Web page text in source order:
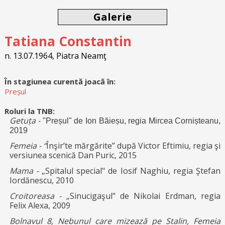
Galerie
Tatiana Constantin
n. 13.07.1964, Piatra Neamţ
În stagiunea curentă joacă în:
Preșul
Roluri la TNB:
Getuța - "Preșul" de Ion Băieșu, regia Mircea Cornișteanu,
2019
Femeia - “Înşir’te mărgărite” după Victor Eftimiu, regia şi
versiunea scenică Dan Puric, 2015
Mama -„Spitalul special" de Iosif Naghiu, regia Ştefan
Iordănescu, 2010
Croitoreasa - „Sinucigaşul" de Nikolai Erdman, regia
Felix Alexa, 2009
Bolnavul 8, Nebunul care mizează pe Stalin, Femeia